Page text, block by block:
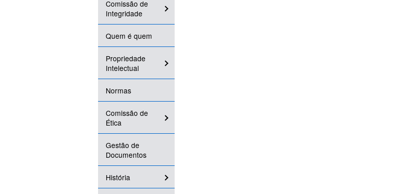
Comissão de
Integridade
Quem é quem
Propriedade
Intelectual
Normas
Comissão de
Ética
Gestão de
Documentos
História